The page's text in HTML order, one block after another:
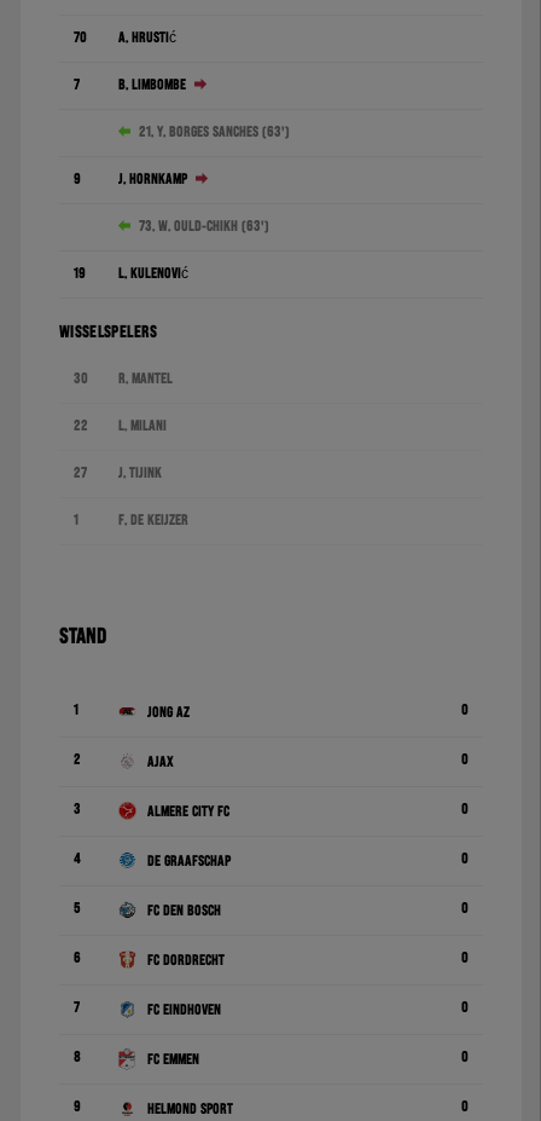
70 A. Hrustić
7 B. Limbombe
21. Y. Borges Sanches (63')
9 J. Hornkamp
73. W. Ould-Chikh (63')
19 L. Kulenović
WISSELSPELERS
30 R. Mantel
22 L. Milani
27 J. Tijink
1 F. de Keijzer
STAND
1 Jong AZ 0
2 Ajax 0
3 Almere City FC 0
4 De Graafschap 0
5 FC Den Bosch 0
6 FC Dordrecht 0
7 FC Eindhoven 0
8 FC Emmen 0
9 Helmond Sport 0